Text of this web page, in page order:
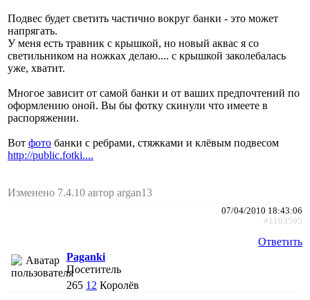
Подвес будет светить частично вокруг банки - это может
напрягать.
У меня есть травник с крышкой, но новый аквас я со
светильником на ножках делаю.... с крышкой заколебалась
уже, хватит.
Многое зависит от самой банки и от ваших предпочтений по
оформлению оной. Вы бы фотку скинули что имеете в
распоряжении.
Вот фото банки с ребрами, стяжками и клёвым подвесом
http://public.fotki....
Изменено 7.4.10 автор argan13
07/04/2010 18:43:06
#1103595
Ответить
Paganki
Посетитель
265 12 Королёв